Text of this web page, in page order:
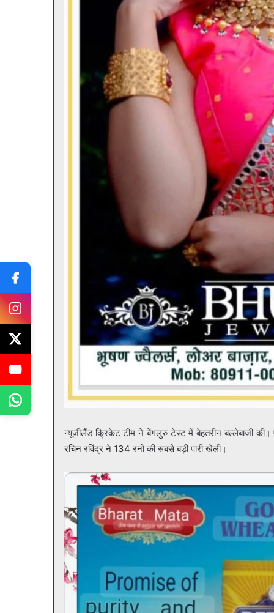
न्यूजीलैंड क्रिकेट टीम ने बेंगलुरु टेस्ट में बेहतरीन बल्लेबाजी
रचिन रविंद्र ने 134 रनों की सबसे बड़ी पारी खेली।